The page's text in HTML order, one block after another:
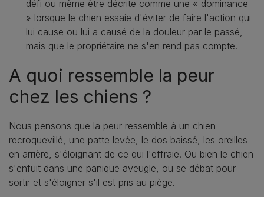
défi ou même être décrite comme une « dominance
» lorsque le chien essaie d'éviter de faire l'action qui
lui cause ou lui a causé de la douleur par le passé,
mais que le propriétaire ne s'en rend pas compte.
A quoi ressemble la peur
chez les chiens ?
Nous pensons que la peur ressemble à un chien
recroquevillé, une patte levée, le dos baissé, les oreilles
en arrière, s'éloignant de ce qui l'effraie. Ou bien le chien
s'enfuit dans une panique aveugle, ou se débat pour
sortir et s'éloigner s'il est pris au piège.